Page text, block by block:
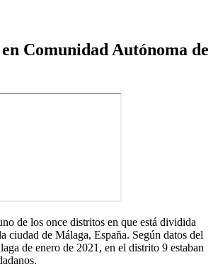
Comunidad Autónoma de
de los once distritos en que está dividida
ciudad de Málaga, España. Según datos del
de enero de 2021, en el distrito 9 estaban